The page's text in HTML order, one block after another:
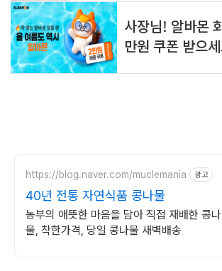
https://blog.naver.com/muclemania 광고
40년 전통 자연식품 콩나물
농부의 애뜻한 마음을 담아 직접 재배한 콩나
물, 착한가격, 당일 콩나물 새벽배송